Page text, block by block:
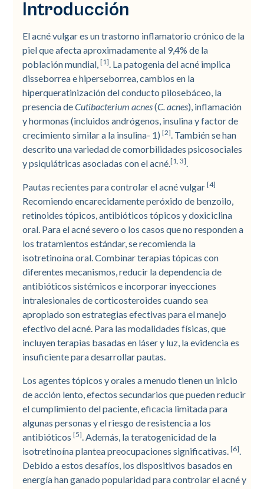
Introducción
El acné vulgar es un trastorno inflamatorio crónico de la
piel que afecta aproximadamente al 9,4% de la
población mundial,[1] . La patogenia del acné implica
disseborrea e hiperseborrea, cambios en la
hiperqueratinización del conducto pilosebáceo, la
presencia deCutibacterium acnes(C. acnes), inflamación
y hormonas (incluidos andrógenos, insulina y factor de
crecimiento similar a la insulina- 1)[2] . También se han
descrito una variedad de comorbilidades psicosociales
y psiquiátricas asociadas con el acné.[1, 3]
Pautas recientes para controlar el acné vulgar[4]
Recomiendo encarecidamente peróxido de benzoilo,
retinoides tópicos, antibióticos tópicos y doxiciclina
oral. Para el acné severo o los casos que no responden a
los tratamientos estándar, se recomienda la
isotretinoína oral. Combinar terapias tópicas con
diferentes mecanismos, reducir la dependencia de
antibióticos sistémicos e incorporar inyecciones
intralesionales de corticosteroides cuando sea
apropiado son estrategias efectivas para el manejo
efectivo del acné. Para las modalidades físicas, que
incluyen terapias basadas en láser y luz, la evidencia es
insuficiente para desarrollar pautas.
Los agentes tópicos y orales a menudo tienen un inicio
de acción lento, efectos secundarios que pueden reducir
el cumplimiento del paciente, eficacia limitada para
algunas personas y el riesgo de resistencia a los
antibióticos[5] . Además, la teratogenicidad de la
isotretinoína plantea preocupaciones significativas.[6]
Debido a estos desafíos, los dispositivos basados en
energía han ganado popularidad para controlar el acné y